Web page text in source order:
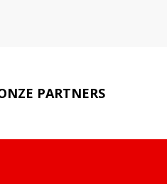
PARTNERS